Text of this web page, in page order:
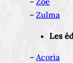
– Zulma
Les
– Acoria